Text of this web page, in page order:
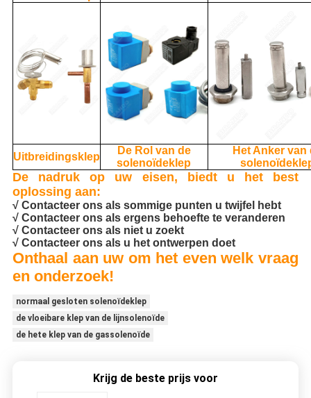
Uitbreidingsklep
De Rol van de
solenoïdeklep
Het Anker van
De nadruk op uw eisen, biedt u het best
oplossing aan:
√ Contacteer ons als sommige punten u twijfel hebt
√ Contacteer ons als ergens behoefte te veranderen
√ Contacteer ons als niet u zoekt
√ Contacteer ons als u het ontwerpen doet
Onthaal aan uw om het even welk vraag
en onderzoek!
normaal gesloten solenoïdeklep
de vloeibare klep van de lijnsolenoïde
de hete klep van de gassolenoïde
Krijg de beste prijs voor